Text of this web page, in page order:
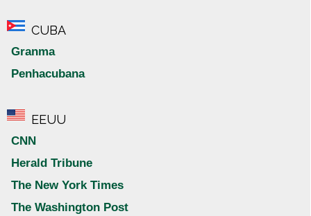
CUBA
Granma
Penhacubana
EEUU
CNN
Herald Tribune
The New York Times
The Washington Post